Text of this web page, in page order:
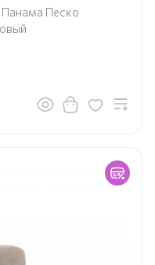
Панама Песко